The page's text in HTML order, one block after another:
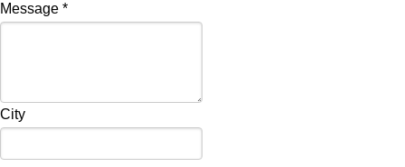
Message *
City